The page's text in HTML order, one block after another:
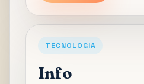
TECNOLOGIA
Info